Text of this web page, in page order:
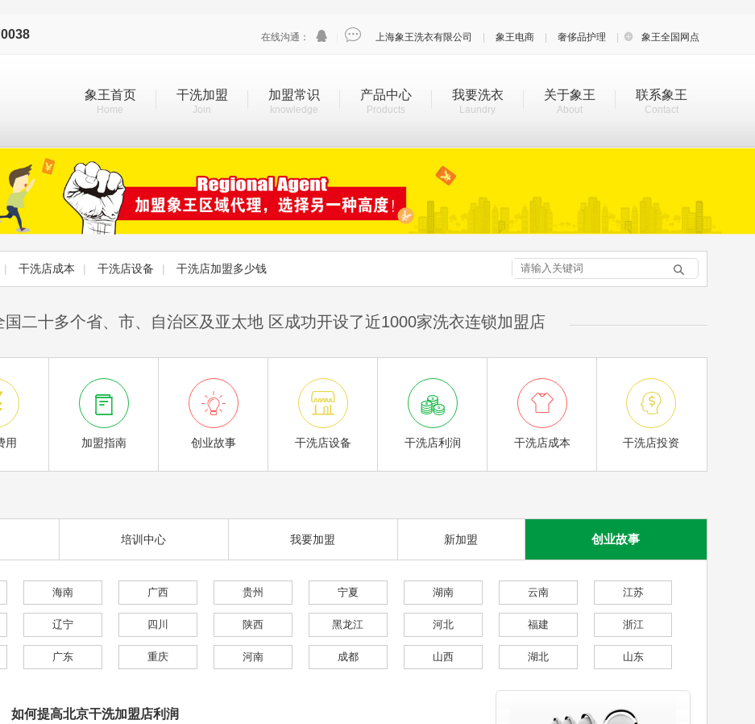
在线沟通：   上海象王洗衣有限公司 象王电商 奢侈品护理  象王全国网点
象王首页
Home
干洗加盟
Join
加盟常识
knowledge
产品中心
Products
我要洗衣
Laundry
关于象王
About
联系象王
Contact
| 干洗店成本 | 干洗店设备 | 干洗店加盟多少钱 
国二十多个省、市、自治区及亚太地 区成功开设了近1000家洗衣连锁加盟店
用

加盟指南

创业故事

干洗店设备

干洗店利润

干洗店成本

干洗店投资
培训中心 我要加盟 新加盟 创业故事
海南 广西 贵州 宁夏 湖南 云南 江苏
辽宁 四川 陕西 黑龙江 河北 福建 浙江
广东 重庆 河南 成都 山西 湖北 山东
如何提高北京干洗加盟店利润